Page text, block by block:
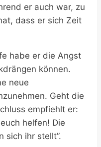
er auch war, zu
dass er sich Zeit
habe er die Angst
können.
neue
Geht die
emp­fiehlt er:
helfen! Die
sich ihr stellt”.